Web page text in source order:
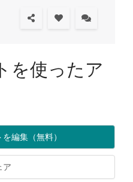
を使ったア
編集（無料）
ア